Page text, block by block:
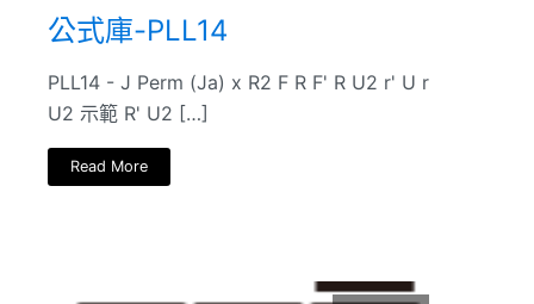
公式庫-PLL14
PLL14 - J Perm (Ja) x R2 F R F' R U2 r' U r
U2 示範 R' U2 […]
Read More